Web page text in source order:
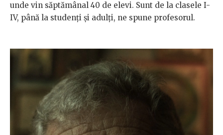
unde vin săptămânal 40 de elevi. Sunt de la clasele I-
IV, până la studenți și adulți, ne spune profesorul.